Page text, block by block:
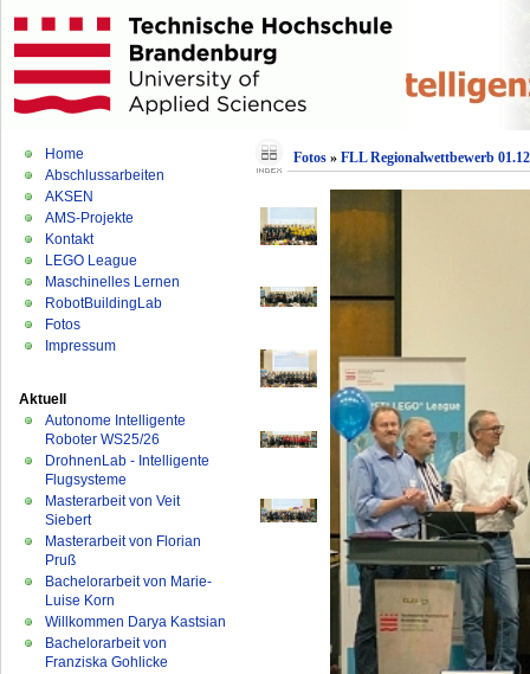
Home
Abschlussarbeiten
AKSEN
AMS-Projekte
Kontakt
LEGO League
Maschinelles Lernen
RobotBuildingLab
Fotos
Impressum
Aktuell
Autonome Intelligente
Roboter WS25/26
DrohnenLab - Intelligente
Flugsysteme
Masterarbeit von Veit
Siebert
Masterarbeit von Florian
Pruß
Bachelorarbeit von Marie-
Luise Korn
Willkommen Darya Kastsian
Bachelorarbeit von
Franziska Gohlicke
Fotos» FLL Regionalwettbewerb